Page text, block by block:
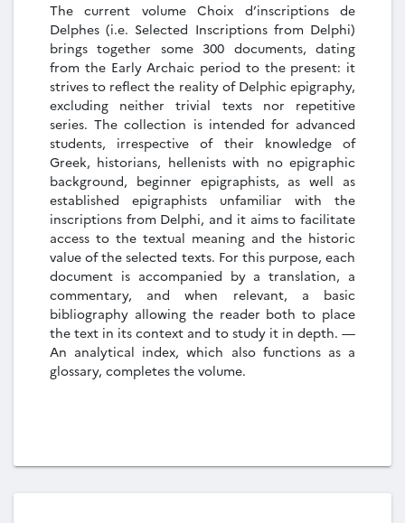
The current volume Choix d’inscriptions de
Delphes (i.e. Selected Inscriptions from Delphi)
brings together some 300 documents, dating
from the Early Archaic period to the present: it
strives to reflect the reality of Delphic epigraphy,
excluding neither trivial texts nor repetitive
series. The collection is intended for advanced
students, irrespective of their knowledge of
Greek, historians, hellenists with no epigraphic
background, beginner epigraphists, as well as
established epigraphists unfamiliar with the
inscriptions from Delphi, and it aims to facilitate
access to the textual meaning and the historic
value of the selected texts. For this purpose, each
document is accompanied by a translation, a
commentary, and when relevant, a basic
bibliography allowing the reader both to place
the text in its context and to study it in depth. —
An analytical index, which also functions as a
glossary, completes the volume.